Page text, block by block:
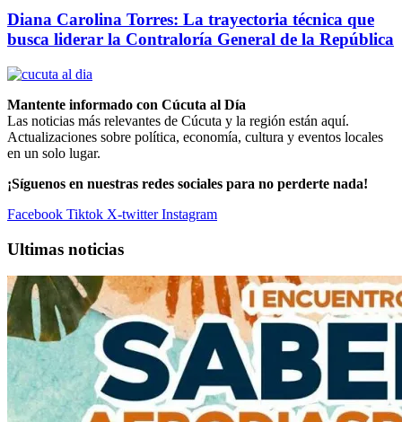
Diana Carolina Torres: La trayectoria técnica que
busca liderar la Contraloría General de la República
Mantente informado con Cúcuta al Día
Las noticias más relevantes de Cúcuta y la región están aquí.
Actualizaciones sobre política, economía, cultura y eventos locales
en un solo lugar.
¡Síguenos en nuestras redes sociales para no perderte nada!
Facebook Tiktok X-twitter Instagram
Ultimas noticias